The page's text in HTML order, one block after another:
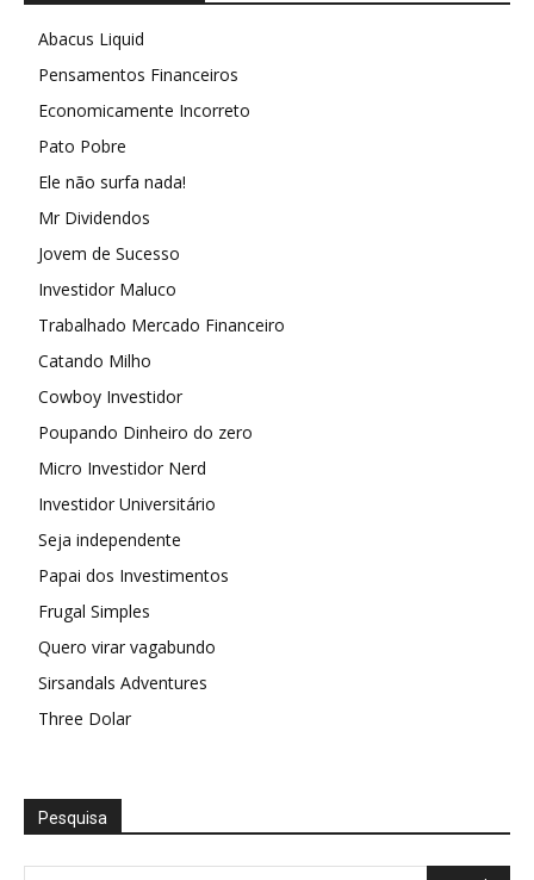
Abacus Liquid
Pensamentos Financeiros
Economicamente Incorreto
Pato Pobre
Ele não surfa nada!
Mr Dividendos
Jovem de Sucesso
Investidor Maluco
Trabalhado Mercado Financeiro
Catando Milho
Cowboy Investidor
Poupando Dinheiro do zero
Micro Investidor Nerd
Investidor Universitário
Seja independente
Papai dos Investimentos
Frugal Simples
Quero virar vagabundo
Sirsandals Adventures
Three Dolar
Pesquisa